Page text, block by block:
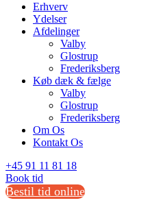
Erhverv
Ydelser
Afdelinger
Valby
Glostrup
Frederiksberg
Køb dæk & fælge
Valby
Glostrup
Frederiksberg
Om Os
Kontakt Os
+45 91 11 81 18
Book tid
Bestil tid online